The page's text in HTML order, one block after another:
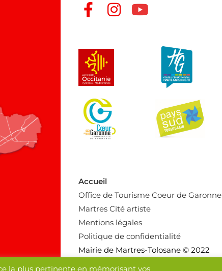
Accueil
Office de Tourisme Coeur de Garonne
Martres Cité artiste
Mentions légales
Politique de confidentialité
Mairie de Martres-Tolosane © 2022
la plus pertinente en mémorisant vos